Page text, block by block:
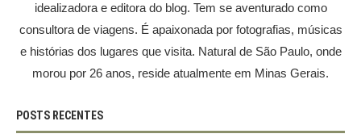
idealizadora e editora do blog. Tem se aventurado como
consultora de viagens. É apaixonada por fotografias, músicas
e histórias dos lugares que visita. Natural de São Paulo, onde
morou por 26 anos, reside atualmente em Minas Gerais.
POSTS RECENTES